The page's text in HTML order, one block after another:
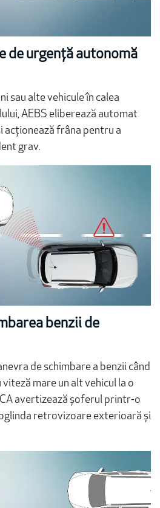
de urgență autonomă
sau alte vehicule în calea
AEBS eliberează automat
acționează frâna pentru a
grav.
benzii de
de schimbare a benzii când
mare un alt vehicul la o
avertizează șoferul printr-o
retrovizoare exterioară și